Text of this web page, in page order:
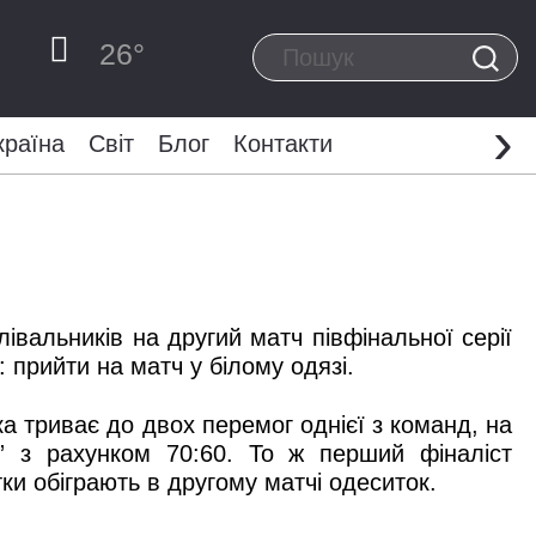
26°
Світ Блог Контакти ›
на другий матч півфінальної серії
на матч у білому одязі.
триває до двох перемог однієї з команд, на
з рахунком 70:60. То ж перший фіналіст
обіграють в другому матчі одеситок.